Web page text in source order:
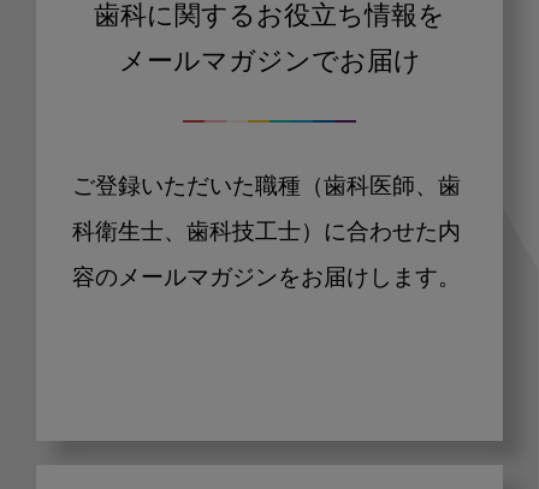
歯科に関するお役立ち情報を
メールマガジンでお届け
ご登録いただいた職種（歯科医師、歯
科衛生士、歯科技工士）に合わせた内
容のメールマガジンをお届けします。